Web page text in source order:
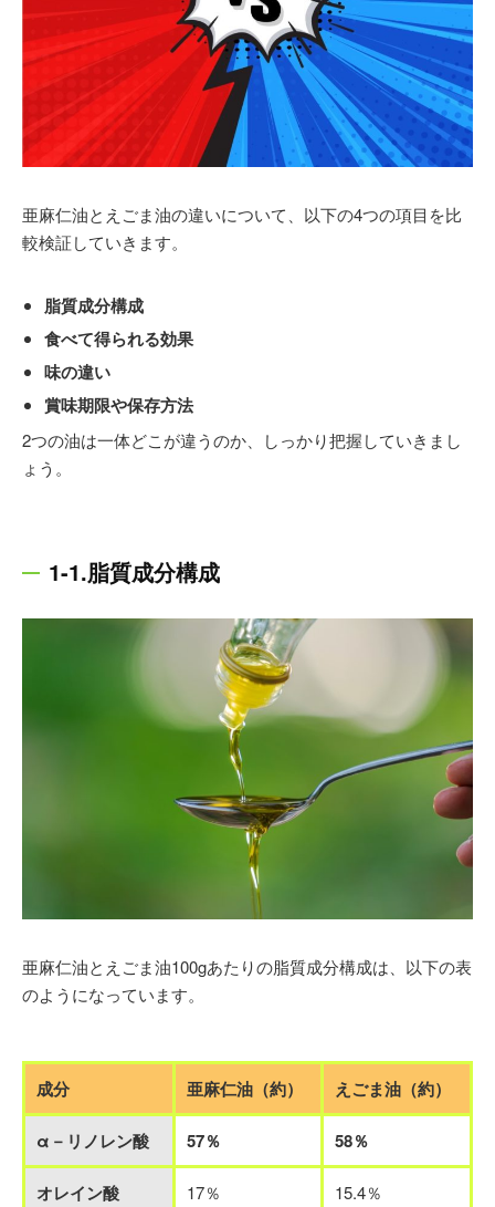
医学をベースとした様々なアンチエイジング療法を実
施。
近年では美容皮膚科の治療にも取り組み、体の内側だけ
でなく外側からも治療することでトータルアンチエイジ
ングを目指している。
日本美容皮膚科学会
日本内科学会
日本人間ドック学会
日本プライマリ・ケア連合学会
日本抗加齢医学会
日本先進医療医師会
MR21 点滴療法研究会
における単施設二重盲検ランダム化並行群間比較試
「鮭鼻軟骨由来プロテオグリカン含有食品の膝
関節への有効性試験-ランダム化プラセボ対照二重盲検
並行群間比較試験-」
「鮭鼻軟骨抽出物(非変性II型コラーゲンならび
に非変性プロテオグリカン含有)摂取の膝関節痛に対す
る効果-単施設無作為化比較二重盲検試験-」
亜麻仁油とえごま油の違いについて、以下の4つの項目を比
較検証していきます。
脂質成分構成
食べて得られる効果
味の違い
賞味期限や保存方法
2つの油は一体どこが違うのか、しっかり把握していきまし
ょう。
1-1.脂質成分構成
亜麻仁油とえごま油100gあたりの脂質成分構成は、以下の表
のようになっています。
成分 亜麻仁油（約） えごま油（約）
α－リノレン酸 57％ 58％
オレイン酸 17％ 15.4％